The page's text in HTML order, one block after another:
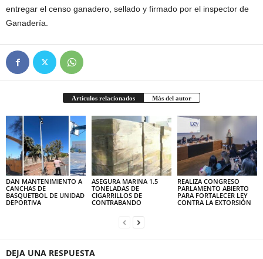
entregar el censo ganadero, sellado y firmado por el inspector de
Ganadería.
Artículos relacionados Más del autor
DAN MANTENIMIENTO A
CANCHAS DE
BASQUETBOL DE UNIDAD
DEPORTIVA
ASEGURA MARINA 1.5
TONELADAS DE
CIGARRILLOS DE
CONTRABANDO
REALIZA CONGRESO
PARLAMENTO ABIERTO
PARA FORTALECER LEY
CONTRA LA EXTORSIÓN
DEJA UNA RESPUESTA